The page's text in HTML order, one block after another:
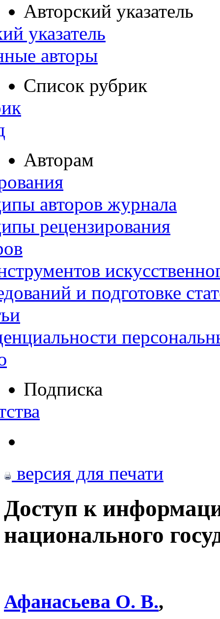
Авторский указатель
указатель
авторы
Список рубрик
Авторам
авторов журнала
рецензирования
и подготовке
Подписка
версия для печати
Доступ к
национального
Афанасьева О. В.,